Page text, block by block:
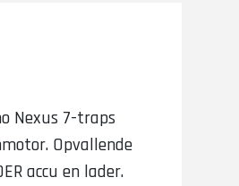
Nexus 7-traps
Opvallende
accu en lader.